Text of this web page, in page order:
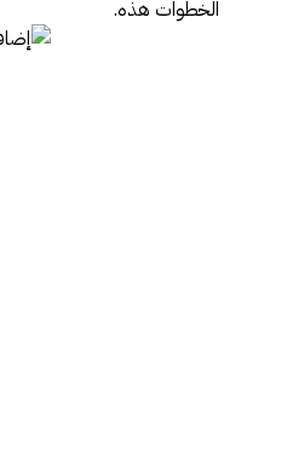
الخطوات هذه.